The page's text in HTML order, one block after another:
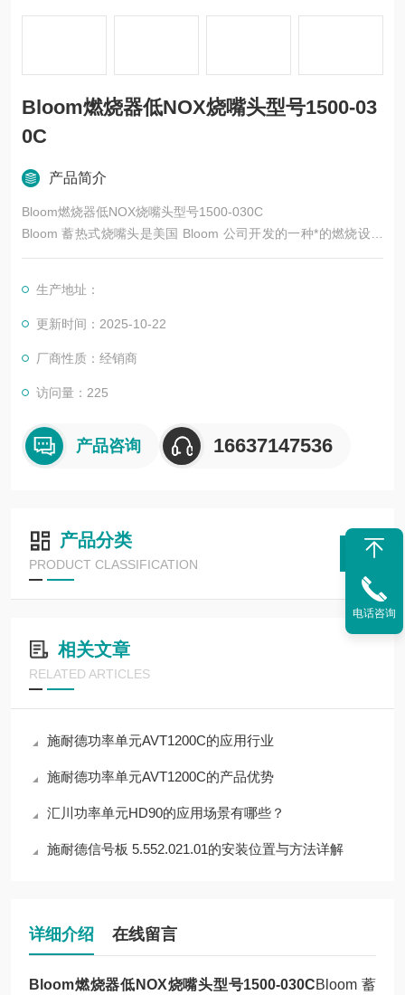
Bloom燃烧器低NOX烧嘴头型号1500-03
0C
产品简介
Bloom燃烧器低NOX烧嘴头型号1500-030C
Bloom 蓄热式烧嘴头是美国 Bloom 公司开发的一种*的燃烧设备
部件，具有高效节能、环保等特点，以下是其简介：
生产地址：
更新时间：2025-10-22
厂商性质：经销商
访问量：225
产品咨询 16637147536
产品分类
PRODUCT CLASSIFICATION
相关文章
RELATED ARTICLES
施耐德功率单元AVT1200C的应用行业
施耐德功率单元AVT1200C的产品优势
汇川功率单元HD90的应用场景有哪些？
施耐德信号板 5.552.021.01的安装位置与方法详解
详细介绍 在线留言
Bloom燃烧器低NOX烧嘴头型号1500-030CBloom 蓄
电话咨询